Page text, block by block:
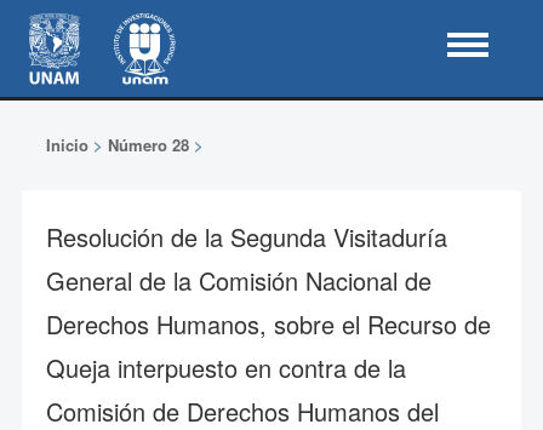
Inicio> Número 28>
Resolución de la Segunda Visitaduría
General de la Comisión Nacional de
Derechos Humanos, sobre el Recurso de
Queja interpuesto en contra de la
Comisión de Derechos Humanos del